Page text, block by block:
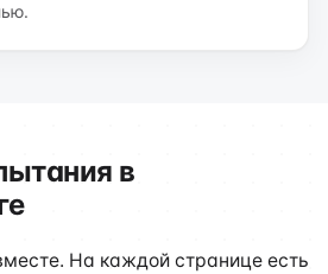
в
На каждой странице есть